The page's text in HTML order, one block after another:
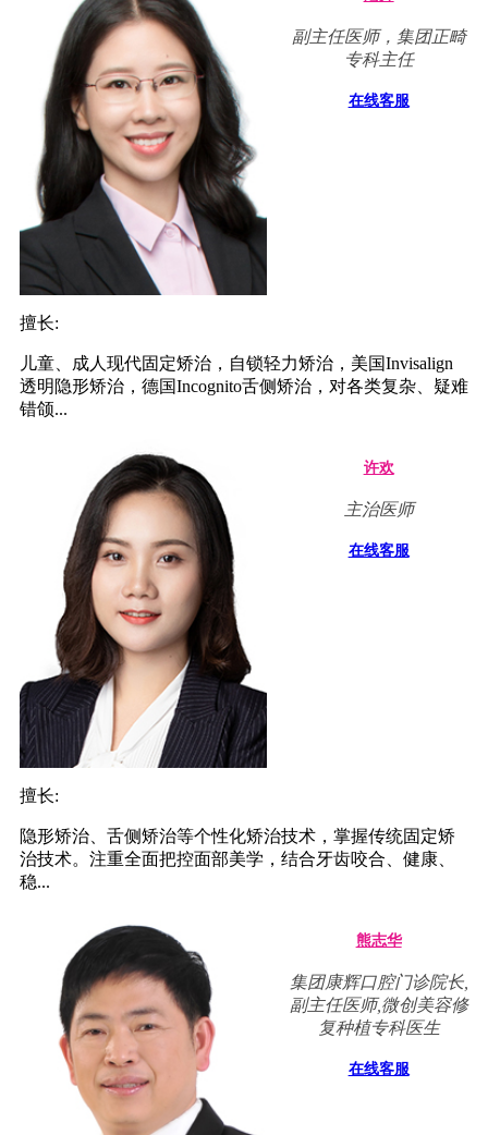
副主任医师，集团正畸
专科主任
在线客服
擅长:
儿童、成人现代固定矫治，自锁轻力矫治，美国Invisalign
透明隐形矫治，德国Incognito舌侧矫治，对各类复杂、疑难
错颌...
许欢
主治医师
在线客服
擅长:
隐形矫治、舌侧矫治等个性化矫治技术，掌握传统固定矫
治技术。注重全面把控面部美学，结合牙齿咬合、健康、
稳...
熊志华
集团康辉口腔门诊院长,
副主任医师,微创美容修
复种植专科医生
在线客服